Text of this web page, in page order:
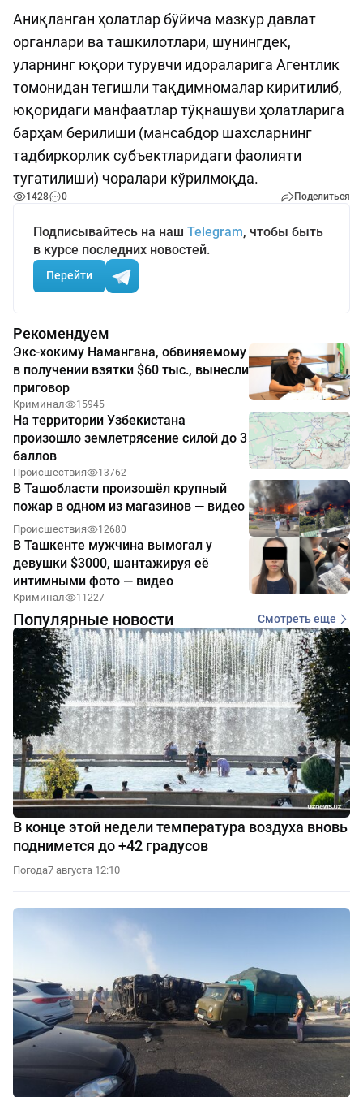
Аниқланган ҳолатлар бўйича мазкур давлат
органлари ва ташкилотлари, шунингдек,
уларнинг юқори турувчи идораларига Агентлик
томонидан тегишли тақдимномалар киритилиб,
юқоридаги манфаатлар тўқнашуви ҳолатларига
барҳам берилиши (мансабдор шахсларнинг
тадбиркорлик субъектларидаги фаолияти
тугатилиши) чоралари кўрилмоқда.
1428 0 Поделиться
Подписывайтесь на наш Telegram, чтобы быть
в курсе последних новостей.
Перейти
Рекомендуем
Экс-хокиму Намангана, обвиняемому
в получении взятки $60 тыс., вынесли
приговор
Криминал 15945
На территории Узбекистана
произошло землетрясение силой до 3
баллов
Происшествия 13762
В Ташобласти произошёл крупный
пожар в одном из магазинов — видео
Происшествия 12680
В Ташкенте мужчина вымогал у
девушки $3000, шантажируя её
интимными фото — видео
Криминал 11227
Популярные новости Смотреть еще
В конце этой недели температура воздуха вновь
поднимется до +42 градусов
Погода7 августа 12:10